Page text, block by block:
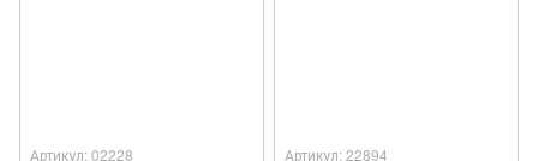
Артикул: 02228 Артикул: 22894